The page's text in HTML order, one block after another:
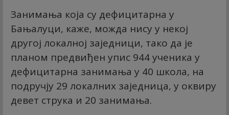
Занимања која су дефицитарна у
Бањалуци, каже, можда нису у некој
другој локалној заједници, тако да је
планом предвиђен упис 944 ученика у
дефицитарна занимања у 40 школа, на
подручју 29 локалних заједница, у оквиру
девет струка и 20 занимања.